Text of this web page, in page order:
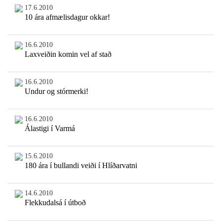
17.6.2010
10 ára afmælisdagur okkar!
16.6.2010
Laxveiðin komin vel af stað
16.6.2010
Undur og stórmerki!
16.6.2010
Álastigi í Varmá
15.6.2010
180 ára í bullandi veiði í Hlíðarvatni
14.6.2010
Flekkudalsá í útboð